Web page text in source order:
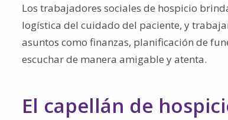
Los trabajadores sociales de hospicio
logística del cuidado del paciente, y
asuntos como finanzas, planificación de
escuchar de manera amigable y atenta.
El capellán de